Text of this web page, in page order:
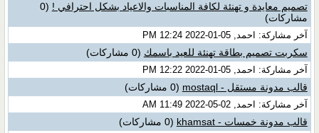
تصميم معايدة و تهنئة لكافة المناسبات والاعياد بشكل احترافي !
(0
مشاركات)
آخر مشاركة: احمد, 05-01-2022 12:24 PM
سكربت تصميم بطاقة تهنئة للعيد باسمك (0 مشاركات)
آخر مشاركة: احمد, 05-01-2022 12:22 PM
قالب مدونة مستقل - mostaql (0 مشاركات)
آخر مشاركة: احمد, 02-05-2022 11:49 AM
قالب مدونة خمسات - khamsat (0 مشاركات)